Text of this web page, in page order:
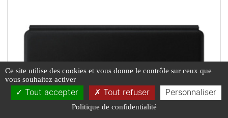
Ce site utilise des cookies et vous donne le contrôle sur ceux que
vous souhaitez activer
Tout accepter
Tout refuser
Personnaliser
Politique de confidentialité